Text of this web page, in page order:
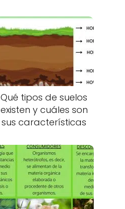
Qué tipos de suelos
existen y cuáles son
sus características